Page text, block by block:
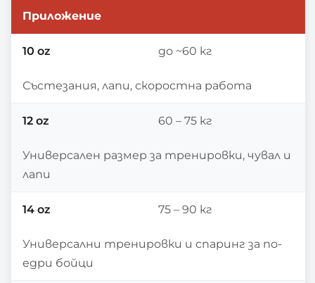
Приложение
10 oz до ~60 кг
Състезания, лапи, скоростна работа
12 oz 60 – 75 кг
Универсален размер за тренировки, чувал и
лапи
14 oz 75 – 90 кг
Универсални тренировки и спаринг за по-
едри бойци